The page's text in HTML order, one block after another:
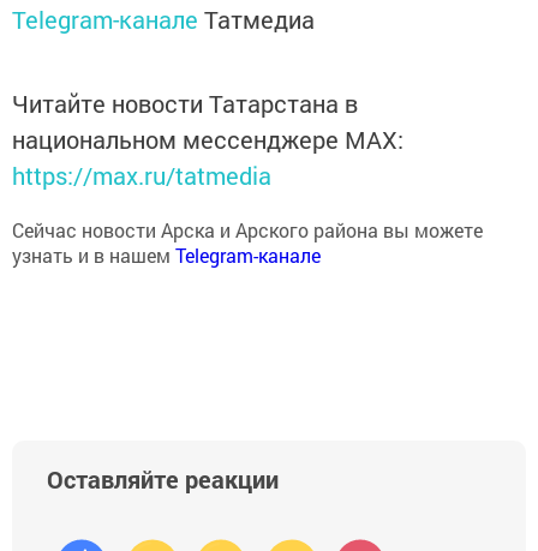
Telegram-канале Татмедиа
Читайте новости Татарстана в
национальном мессенджере MАХ:
https://max.ru/tatmedia
Сейчас новости Арска и Арского района вы можете
узнать и в нашем Telegram-канале
Оставляйте реакции